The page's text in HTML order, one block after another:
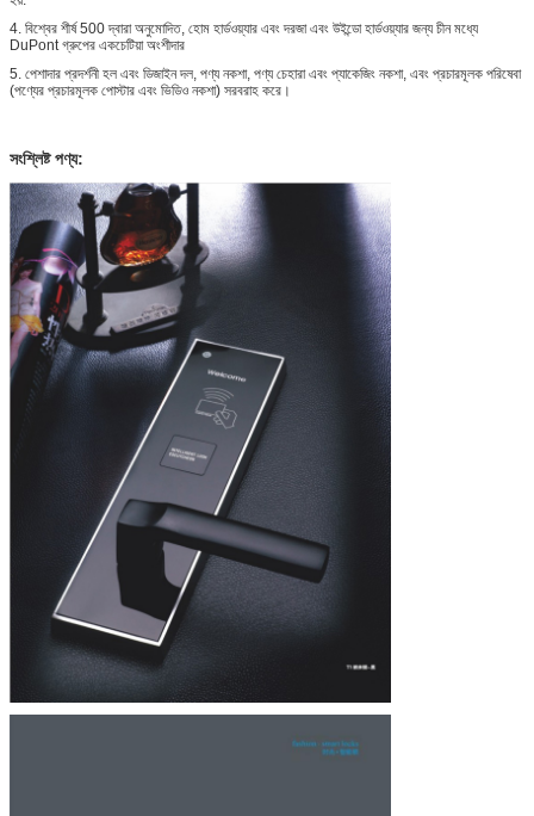
4. বিশ্বের শীর্ষ 500 দ্বারা অনুমোদিত, হোম হার্ডওয়্যার এবং দরজা এবং উইন্ডো হার্ডওয়্যার জন্য চীন মধ্যে
DuPont গ্রুপের একচেটিয়া অংশীদার
5. পেশাদার প্রদর্শনী হল এবং ডিজাইন দল, পণ্য নকশা, পণ্য চেহারা এবং প্যাকেজিং নকশা, এবং প্রচারমূলক পরিষেবা
(পণ্যের প্রচারমূলক পোস্টার এবং ভিডিও নকশা) সরবরাহ করে।
সংশ্লিষ্ট পণ্য: